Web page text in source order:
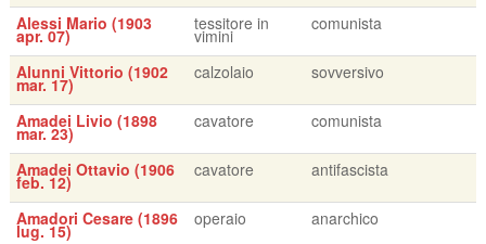
Alessi Mario (1903
apr. 07)
tessitore in
vimini
comunista
Alunni Vittorio (1902
mar. 17)
calzolaio sovversivo
Amadei Livio (1898
mar. 23)
cavatore comunista
Amadei Ottavio (1906
feb. 12)
cavatore antifascista
Amadori Cesare (1896
lug. 15)
operaio anarchico